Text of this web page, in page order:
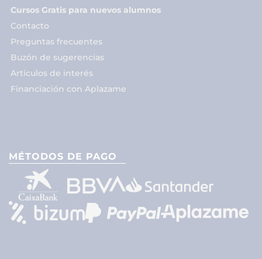
Cursos Gratis para nuevos alumnos
Contacto
Preguntas frecuentes
Buzón de sugerencias
Artículos de interés
Financiación con Aplazame
MÉTODOS DE PAGO